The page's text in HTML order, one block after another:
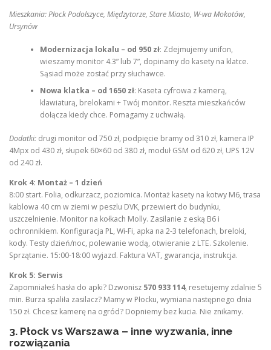
Mieszkania: Płock Podolszyce, Międzytorze, Stare Miasto, W-wa Mokotów,
Ursynów
Modernizacja lokalu – od 950 zł: Zdejmujemy unifon,
wieszamy monitor 4.3” lub 7”, dopinamy do kasety na klatce.
Sąsiad może zostać przy słuchawce.
Nowa klatka – od 1650 zł: Kaseta cyfrowa z kamerą,
klawiaturą, brelokami + Twój monitor. Reszta mieszkańców
dołącza kiedy chce. Pomagamy z uchwałą.
Dodatki: drugi monitor od 750 zł, podpięcie bramy od 310 zł, kamera IP
4Mpx od 430 zł, słupek 60×60 od 380 zł, moduł GSM od 620 zł, UPS 12V
od 240 zł.
Krok 4: Montaż – 1 dzień
8:00 start. Folia, odkurzacz, poziomica. Montaż kasety na kotwy M6, trasa
kablowa 40 cm w ziemi w peszlu DVK, przewiert do budynku,
uszczelnienie. Monitor na kołkach Molly. Zasilanie z eską B6 i
ochronnikiem. Konfiguracja PL, Wi-Fi, apka na 2-3 telefonach, breloki,
kody. Testy dzień/noc, polewanie wodą, otwieranie z LTE. Szkolenie.
Sprzątanie. 15:00-18:00 wyjazd. Faktura VAT, gwarancja, instrukcja.
Krok 5: Serwis
Zapomniałeś hasła do apki? Dzwonisz 570 933 114, resetujemy zdalnie 5
min. Burza spaliła zasilacz? Mamy w Płocku, wymiana następnego dnia
150 zł. Chcesz kamerę na ogród? Dopniemy bez kucia. Nie znikamy.
3. Płock vs Warszawa – inne wyzwania, inne
rozwiązania